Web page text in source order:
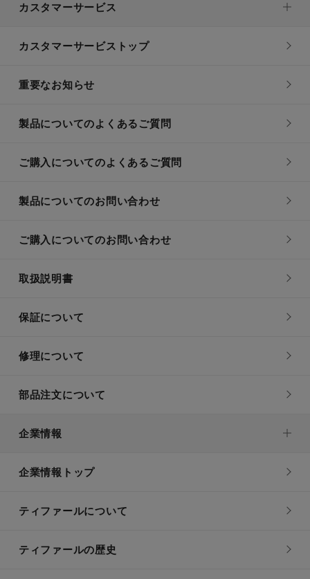
カスタマーサービス
カスタマーサービストップ
重要なお知らせ
製品についてのよくあるご質問
ご購入についてのよくあるご質問
製品についてのお問い合わせ
ご購入についてのお問い合わせ
取扱説明書
保証について
修理について
部品注文について
企業情報
企業情報トップ
ティファールについて
ティファールの歴史